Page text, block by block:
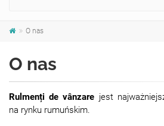
O nas
O nas
Rulmenți de vânzare jest
na rynku rumuńskim.